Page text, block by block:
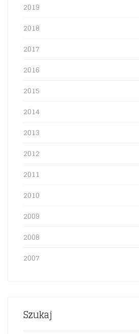
2019
2018
2017
2016
2015
2014
2013
2012
2011
2010
2009
2008
2007
Szukaj